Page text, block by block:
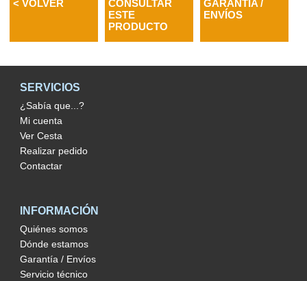
< VOLVER
CONSULTAR
ESTE
PRODUCTO
GARANTÍA /
ENVÍOS
SERVICIOS
¿Sabía que...?
Mi cuenta
Ver Cesta
Realizar pedido
Contactar
INFORMACIÓN
Quiénes somos
Dónde estamos
Garantía / Envíos
Servicio técnico